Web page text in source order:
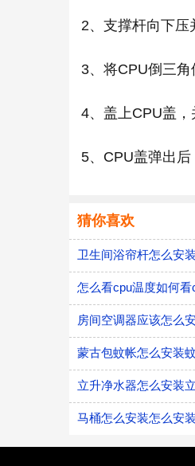
2、支撑杆向下压
3、将CPU倒三角
4、盖上CPU盖，
5、CPU盖弹出后
猜你喜欢
怎么看cpu温度如何看
房间空调器应该怎么
蒙古包蚊帐怎么安装
立升净水器怎么安装
马桶怎么安装怎么安